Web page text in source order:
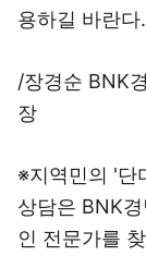
용하길 바란다.
/장경순 BNK
장
※지역민의 '단
상담은 BNK
인 전문가를